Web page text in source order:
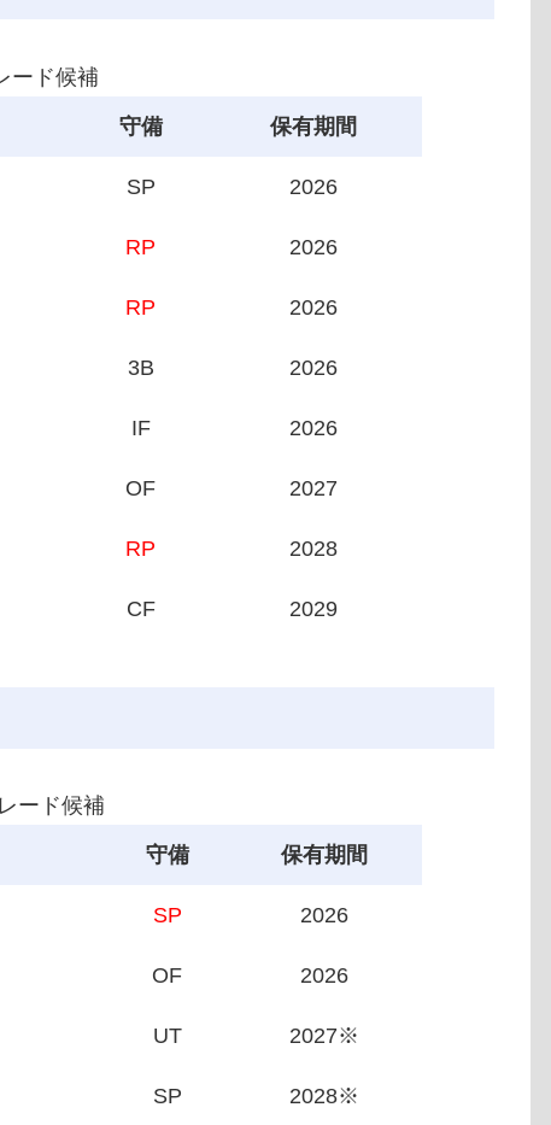
ード候補
守備 保有期間
SP 2026
RP 2026
RP 2026
3B 2026
IF 2026
OF 2027
RP 2028
CF 2029
ード候補
守備 保有期間
SP 2026
OF 2026
UT 2027※
SP 2028※